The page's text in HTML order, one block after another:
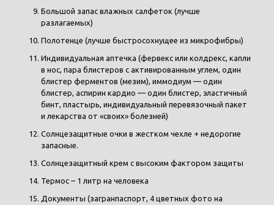
Большой запас влажных салфеток (лучше
разлагаемых)
Полотенце (лучше быстросохнущее из микрофибры)
Индивидуальная аптечка (фервекс или колдрекс, капли
в нос, пара блистеров с активированным углем, один
блистер ферментов (мезим), иммодиум — один
блистер, аспирин кардио — один блистер, эластичный
бинт, пластырь, индивидуальный перевязочный пакет
и лекарства от «своих» болезней)
Солнцезащитные очки в жестком чехле + недорогие
запасные.
Солнцезащитный крем с высоким фактором защиты
Термос – 1 литр на человека
Документы (загранпаспорт, 4 цветных фото на